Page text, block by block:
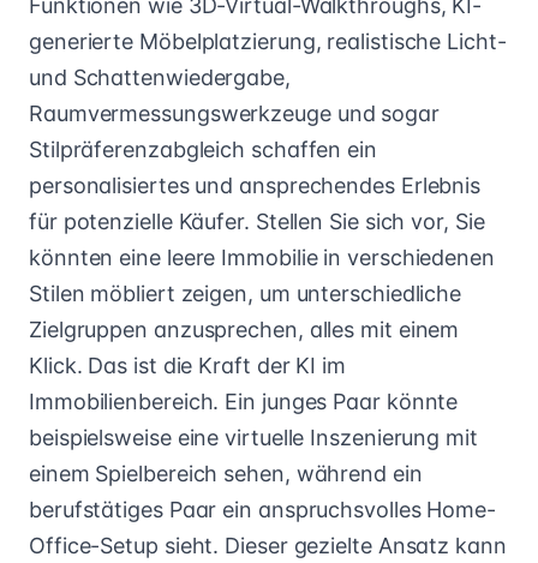
Funktionen wie 3D-Virtual-Walkthroughs, KI-
generierte Möbelplatzierung, realistische Licht-
und Schattenwiedergabe,
Raumvermessungswerkzeuge und sogar
Stilpräferenzabgleich schaffen ein
personalisiertes und ansprechendes Erlebnis
für potenzielle Käufer. Stellen Sie sich vor, Sie
könnten eine leere Immobilie in verschiedenen
Stilen möbliert zeigen, um unterschiedliche
Zielgruppen anzusprechen, alles mit einem
Klick. Das ist die Kraft der KI im
Immobilienbereich. Ein junges Paar könnte
beispielsweise eine virtuelle Inszenierung mit
einem Spielbereich sehen, während ein
berufstätiges Paar ein anspruchsvolles Home-
Office-Setup sieht. Dieser gezielte Ansatz kann